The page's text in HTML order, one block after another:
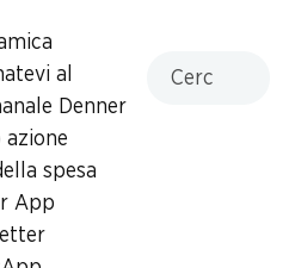
al
Denner
azione
spesa
App
06:30 - 18:30